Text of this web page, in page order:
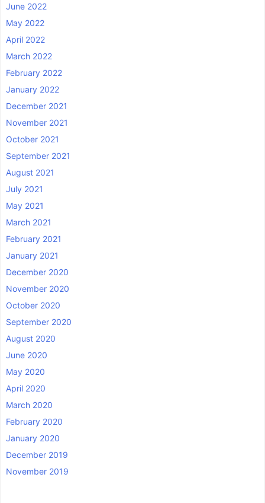
June 2022
May 2022
April 2022
March 2022
February 2022
January 2022
December 2021
November 2021
October 2021
September 2021
August 2021
July 2021
May 2021
March 2021
February 2021
January 2021
December 2020
November 2020
October 2020
September 2020
August 2020
June 2020
May 2020
April 2020
March 2020
February 2020
January 2020
December 2019
November 2019